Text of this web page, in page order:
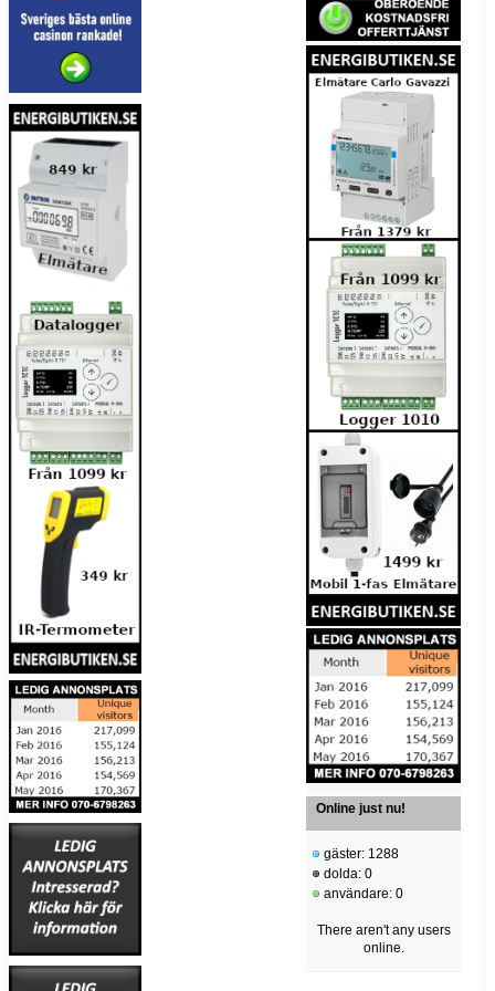
Online just nu!
gäster: 1288
dolda: 0
användare: 0
There aren't any users
online.